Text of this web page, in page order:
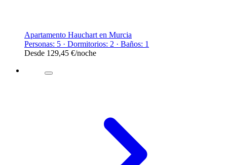
Apartamento Hauchart en Murcia
Personas: 5 · Dormitorios: 2 · Baños: 1
Desde 129,45 €/noche